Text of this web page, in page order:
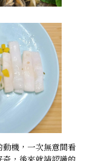
機，一次無意間看